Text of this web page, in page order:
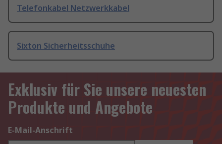
Telefonkabel Netzwerkkabel
Sixton Sicherheitsschuhe
Exklusiv für Sie unsere neuesten
Produkte und Angebote
E-Mail-Anschrift